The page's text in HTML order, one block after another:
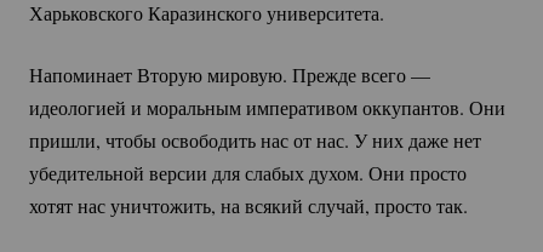
Харьковского Каразинского университета.
Напоминает Вторую мировую. Прежде всего —
идеологией и моральным императивом оккупантов. Они
пришли, чтобы освободить нас от нас. У них даже нет
убедительной версии для слабых духом. Они просто
хотят нас уничтожить, на всякий случай, просто так.